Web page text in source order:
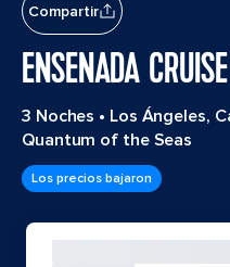
Compartir
ENSENADA CRUISE
3 Noches • Los Ángeles,
Quantum of the Seas
Los precios bajaron